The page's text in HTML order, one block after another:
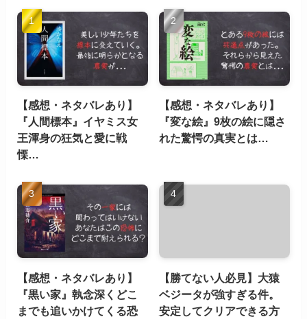
【感想・ネタバレあり】
『人間標本』イヤミス女
王渾身の狂気と愛に戦
慄…
【感想・ネタバレあり】
『変な絵』9枚の絵に隠さ
れた驚愕の真実とは…
【感想・ネタバレあり】
『黒い家』執念深くどこ
までも追いかけてくる恐
【勝てない人必見】大猿
ベジータが強すぎる件。
安定してクリアできる方